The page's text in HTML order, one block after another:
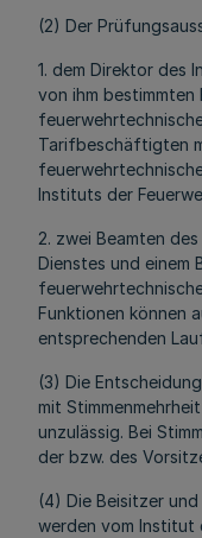
(2) Der
1. dem Direktor des
von ihm bestimmten
Tarifbeschäftigten
Instituts der
2. zwei Beamten
Dienstes und einem
Funktionen können
entsprechenden
(3) Die
mit
unzulässig. Bei
der bzw. des
(4) Die Beisitzer
werden vom Institut